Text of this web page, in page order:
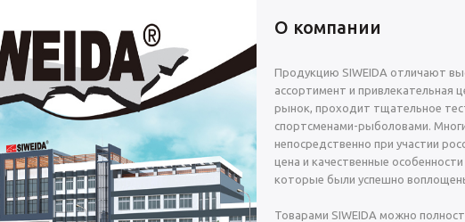
О компании
Продукцию SIWEIDA отличают
ассортимент и привлекательная
рынок, проходит тщательное
спортсменами-рыболовами.
непосредственно при участии
цена и качественные
которые были успешно
Товарами SIWEIDA можно